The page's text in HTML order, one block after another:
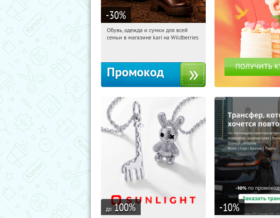
-30%
00:09:19 Получили:
Обувь, одежда и сумки для всей
семьи в магазине kari на Wildberries
Промокод
до 100% -10%